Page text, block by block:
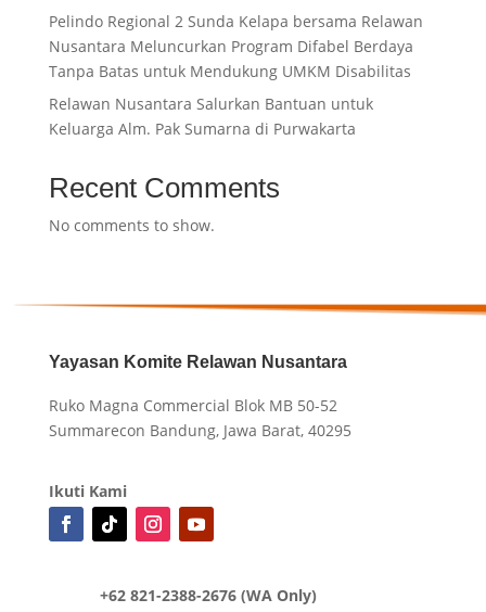
Pelindo Regional 2 Sunda Kelapa bersama Relawan
Nusantara Meluncurkan Program Difabel Berdaya
Tanpa Batas untuk Mendukung UMKM Disabilitas
Relawan Nusantara Salurkan Bantuan untuk
Keluarga Alm. Pak Sumarna di Purwakarta
Recent Comments
No comments to show.
Yayasan Komite Relawan Nusantara
Ruko Magna Commercial Blok MB 50-52
Summarecon Bandung, Jawa Barat, 40295
Ikuti Kami
+62 821-2388-2676 (WA Only)